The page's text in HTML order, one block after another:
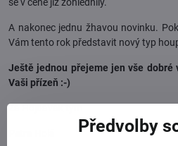
A nakonec jednu žhavou novinku.
Vám tento rok představit nový typ
Ještě jednou přejeme jen vše dobré
Vaši přízeň :-)
Za Hojdavak tým
Předvolby